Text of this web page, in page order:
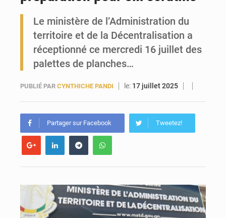
Forces Vives en Guinée : la coalition critique la gestion de Mamadi Doumbouya
Le ministère de l’Administration du
territoire et de la Décentralisation a
réceptionné ce mercredi 16 juillet des
palettes de planches…
PUBLIÉ PAR CYNTHICHE PANDI le: 17 juillet 2025
Partager sur Facebook Tweetez!